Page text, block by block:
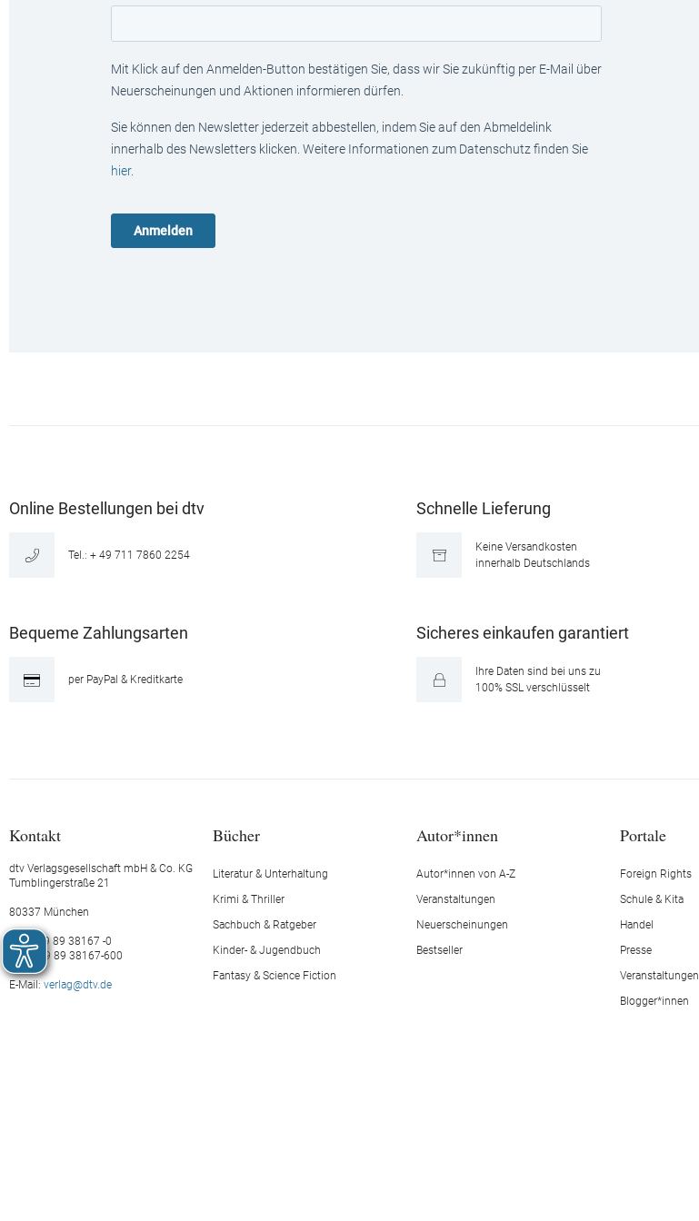
Mit Klick auf den Anmelden-Button bestätigen Sie, dass wir Sie zukünftig per E-Mail über
Neuerscheinungen und Aktionen informieren dürfen.
Sie können den Newsletter jederzeit abbestellen, indem Sie auf den Abmeldelink
innerhalb des Newsletters klicken. Weitere Informationen zum Datenschutz finden Sie
hier.
Online Bestellungen bei dtv
Tel.: + 49 711 7860 2254
Schnelle Lieferung
Keine Versandkosten
innerhalb Deutschlands
Bequeme Zahlungsarten
per PayPal & Kreditkarte
Sicheres einkaufen garantiert
Ihre Daten sind bei uns zu
100% SSL verschlüsselt
Kontakt
dtv Verlagsgesellschaft mbH & Co. KG
Tumblingerstraße 21
80337 München
Tel.: +49 89 38167 -0
Fax: +49 89 38167-600
E-Mail: verlag@dtv.de
Bücher
Literatur & Unterhaltung
Krimi & Thriller
Sachbuch & Ratgeber
Kinder- & Jugendbuch
Fantasy & Science Fiction
Autor*innen
Autor*innen von A-Z
Veranstaltungen
Neuerscheinungen
Bestseller
Portale
Foreign Rights
Schule & Kita
Handel
Presse
Veranstaltungen
Blogger*innen